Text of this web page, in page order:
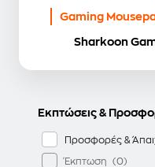
Gaming
Sharkoon
Εκπτώσεις &
Προσφορές &
Έκπτωση